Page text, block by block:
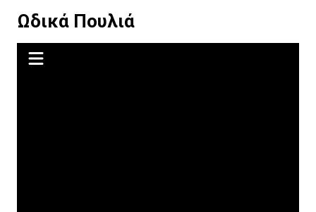
περιεχόμενο
Ωδικά Πουλιά